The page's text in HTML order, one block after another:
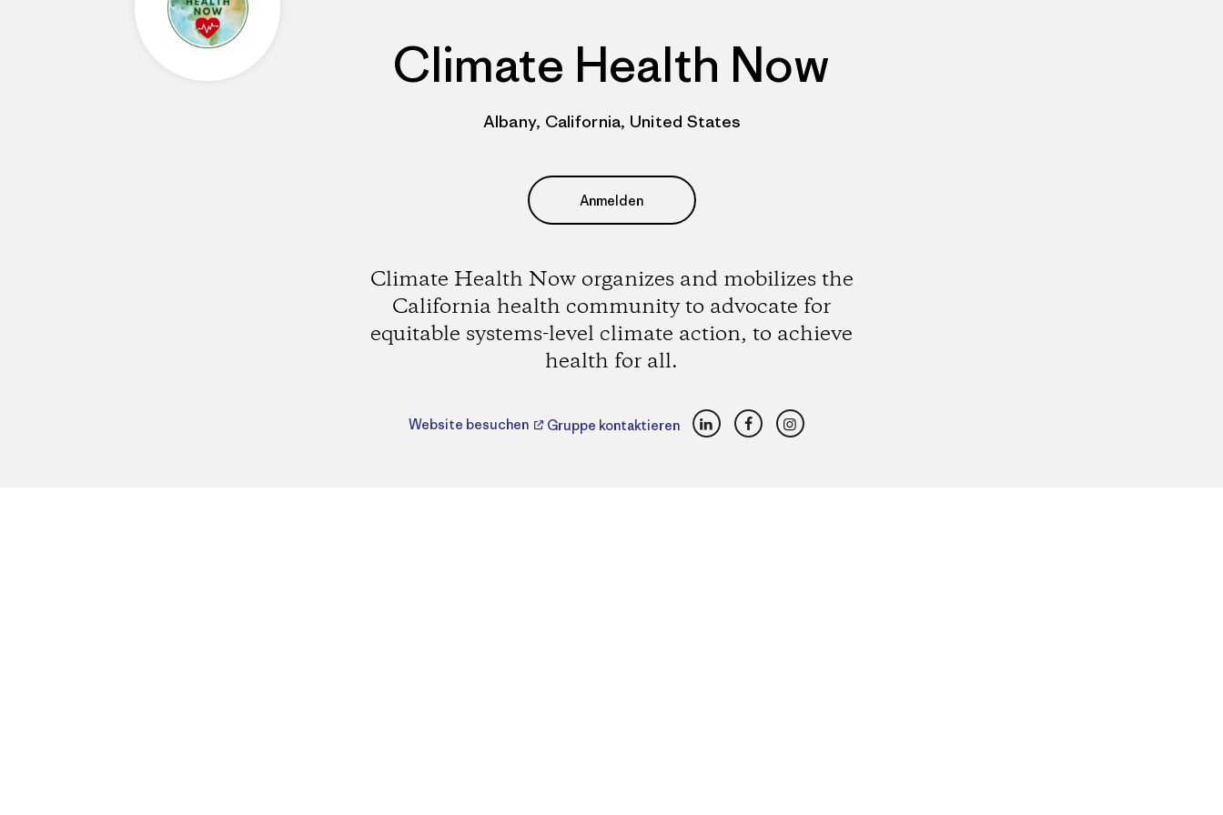
Climate Health Now
Albany, California, United States
Anmelden
Climate Health Now organizes and mobilizes the
California health community to advocate for
equitable systems-level climate action, to achieve
health for all.
Website besuchen Gruppe kontaktieren LinkedInFacebookInstagram